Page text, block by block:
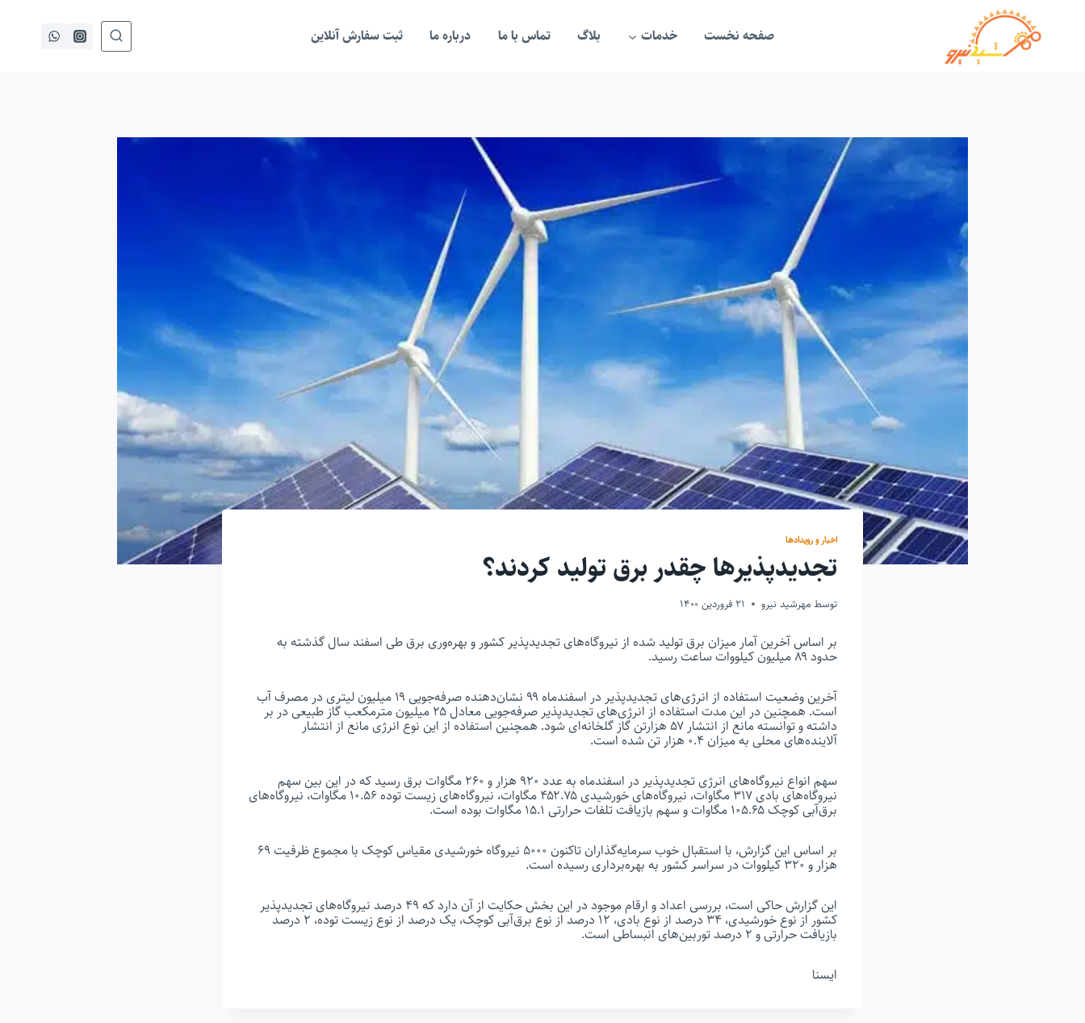
صفحه نخست خدمات بلاگ تماس با ما درباره ما ثبت سفارش آنلاین
اخبار و رویدادها
تجدیدپذیرها چقدر برق تولید کردند؟
توسط مهرشید نیرو 21 فروردین 1400
بر اساس آخرین آمار میزان برق تولید شده از نیروگاه‌های تجدیدپذیر کشور و بهره‌وری برق طی اسفند سال گذشته به
حدود ۸۹ میلیون کیلووات ساعت رسید.
آخرین وضعیت استفاده از انرژی‌های تجدیدپذیر در اسفندماه ۹۹ نشان‌دهنده صرفه‌جویی ۱۹ میلیون لیتری در مصرف آب
است. همچنین در این مدت استفاده از انرژی‌های تجدیدپذیر صرفه‌جویی معادل ۲۵ میلیون مترمکعب گاز طبیعی در بر
داشته و توانسته مانع از انتشار ۵۷ هزارتن گاز گلخانه‌ای شود. همچنین استفاده از این نوع انرژی‌ مانع از انتشار
آلاینده‌های محلی به میزان ۰.۴ هزار تن شده است.
سهم انواع نیروگاه‌های انرژی‌ تجدیدپذیر در اسفندماه به عدد ۹۲۰ هزار و ۲۶۰ مگاوات برق رسید که در این بین سهم
نیروگاه‌های بادی ۳۱۷ مگاوات، نیروگاه‌های خورشیدی ۴۵۲.۷۵ مگاوات، نیروگاه‌های زیست توده ۱۰.۵۶ مگاوات، نیروگاه‌های
برق‌آبی کوچک ۱۰۵.۶۵ مگاوات و سهم بازیافت تلفات‌ حرارتی ۱۵.۱ مگاوات بوده است.
بر اساس این گزارش، با استقبال خوب سرمایه‌گذاران تاکنون ۵۰۰۰ نیروگاه خورشیدی مقیاس کوچک با مجموع ظرفیت ۶۹
هزار و ۳۲۰ کیلووات در سراسر کشور به بهره‌برداری رسیده است.
این گزارش حاکی است، بررسی اعداد و ارقام موجود در این بخش حکایت از آن دارد که ۴۹ درصد نیروگاه‌های تجدیدپذیر
کشور از نوع خورشیدی، ۳۴ درصد از نوع بادی، ۱۲ درصد از نوع برق‌آبی کوچک، یک درصد از نوع زیست توده، ۲ درصد
بازیافت حرارتی و ۲ درصد توربین‌های انبساطی است.
ایسنا